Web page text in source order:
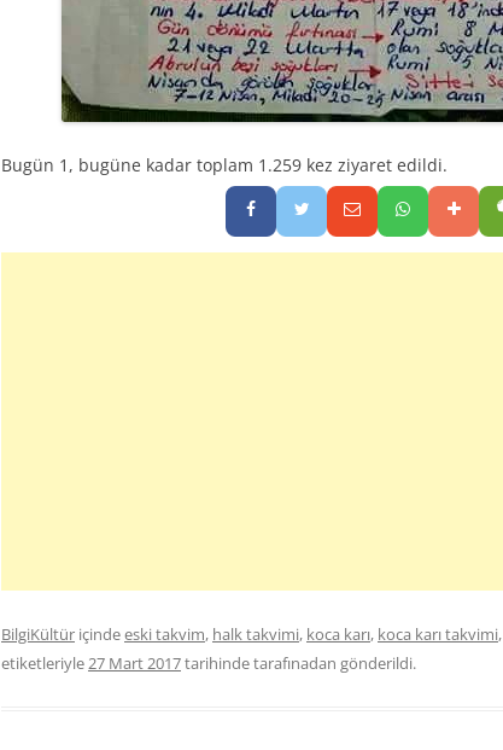
Bugün 1, bugüne kadar toplam 1.259 kez ziyaret edildi.
BilgiKültür içindeeski takvim, halk takvimi, koca karı, koca karı takvimi,
etiketleriyle27 Mart 2017tarihindetarafınadan gönderildi.